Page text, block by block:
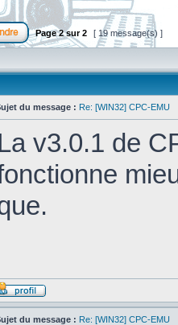
Page2sur2 [ 19 message(s) ]
du message : Re: [WIN32] CPC-EMU
v3.0.1 de
du message : Re: [WIN32] CPC-EMU